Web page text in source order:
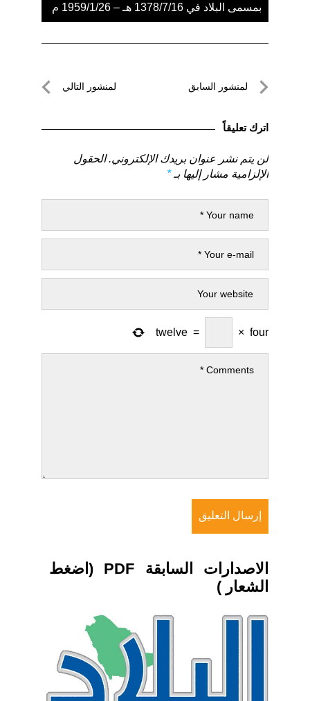
بمسمى البلاد في 1378/7/16 هـ – 1959/1/26 م
تصفّحلمنشور السابق
السابق
لمنشور التالي
اترك تعليقاً
لن يتم نشر عنوان بريدك الإلكتروني. الحقول
الإلزامية مشار إليها بـ*
four
×
=
twelve
الاصدارات السابقة PDF (اضغط
الشعار )